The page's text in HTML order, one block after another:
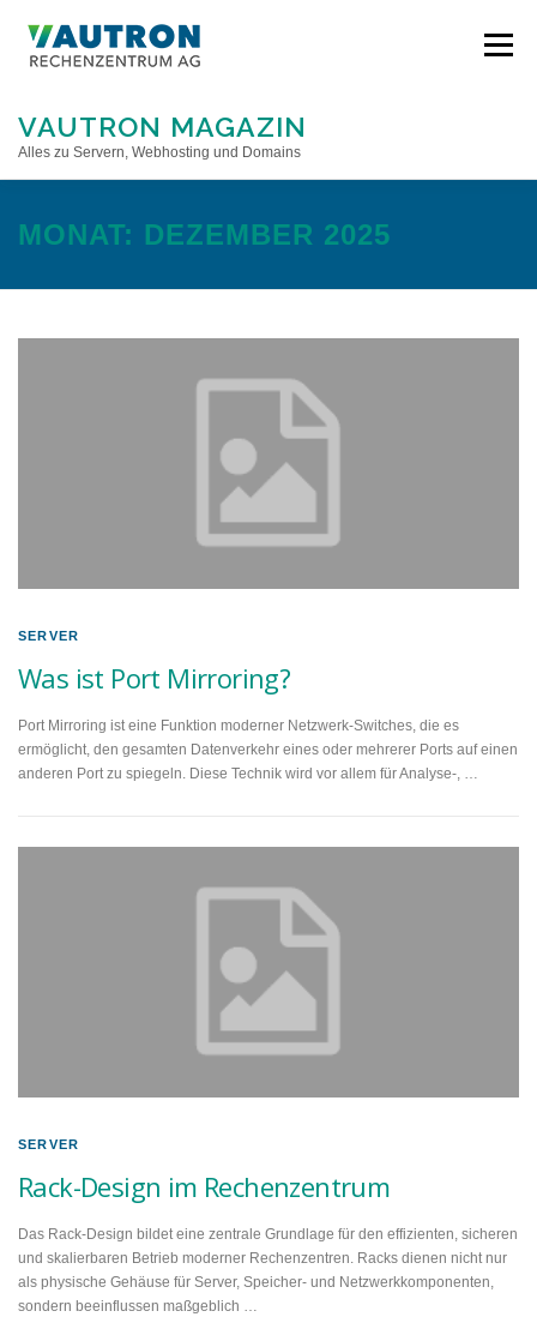
Inhalt
VAUTRON MAGAZIN
Alles zu Servern, Webhosting und Domains
Menü
STARTSEITE
MONAT: DEZEMBER 2025
SERVER
Was ist Port Mirroring?
Port Mirroring ist eine Funktion moderner Netzwerk-Switches, die es
ermöglicht, den gesamten Datenverkehr eines oder mehrerer Ports auf einen
anderen Port zu spiegeln. Diese Technik wird vor allem für Analyse-, …
SERVER
Rack-Design im Rechenzentrum
Das Rack-Design bildet eine zentrale Grundlage für den effizienten, sicheren
und skalierbaren Betrieb moderner Rechenzentren. Racks dienen nicht nur
als physische Gehäuse für Server, Speicher- und Netzwerkkomponenten,
sondern beeinflussen maßgeblich …